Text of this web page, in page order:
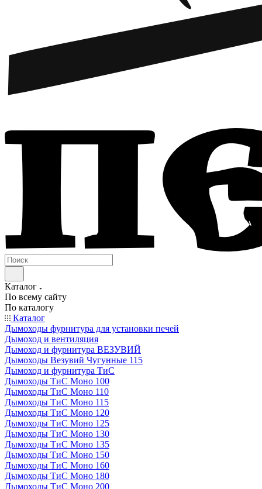
Каталог
По всему сайту
По каталогу
Каталог
Дымоходы фурнитура для установки печей
Дымоход и вентиляция
Дымоход и фурнитура ВЕЗУВИЙ
Дымоходы Везувий Чугунные 115
Дымоход и фурнитура ТиС
Дымоходы ТиС Моно 100
Дымоходы ТиС Моно 110
Дымоходы ТиС Моно 115
Дымоходы ТиС Моно 120
Дымоходы ТиС Моно 125
Дымоходы ТиС Моно 130
Дымоходы ТиС Моно 135
Дымоходы ТиС Моно 150
Дымоходы ТиС Моно 160
Дымоходы ТиС Моно 180
Дымоходы ТиС Моно 200